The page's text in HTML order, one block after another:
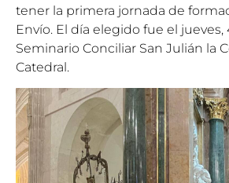
tener la primera jornada de
Envío. El día elegido fue el
Seminario Conciliar San Julián la
Catedral.